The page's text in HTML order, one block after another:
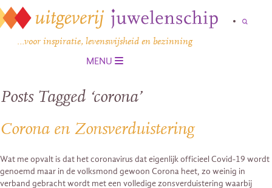
…voor inspiratie, levenswijsheid en bezinning
MENU
Posts Tagged ‘corona’
Corona en Zonsverduistering
Wat me opvalt is dat het coronavirus dat eigenlijk officieel Covid-19 wordt
genoemd maar in de volksmond gewoon Corona heet, zo weinig in
verband gebracht wordt met een volledige zonsverduistering waarbij